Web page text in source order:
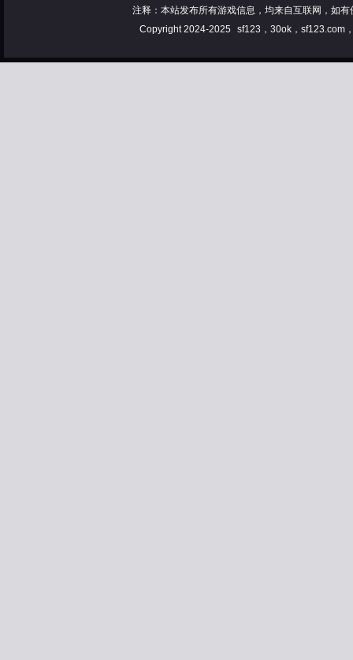
注释：本站发布所有游戏信息，均来自互联网，如
Copyright 2024-2025
sf123，30ok，sf123.com